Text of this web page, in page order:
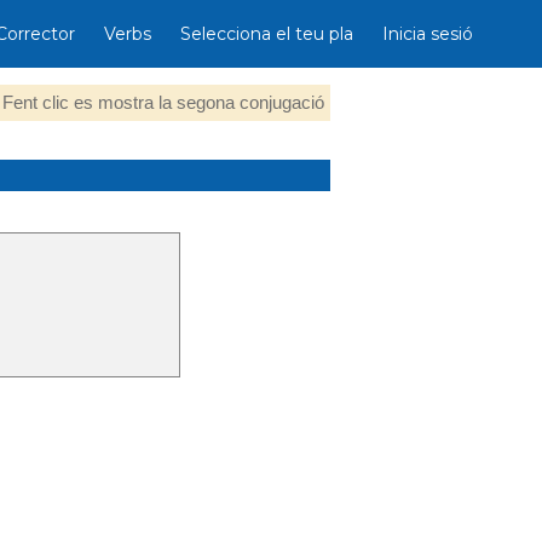
Verbs Selecciona el teu pla Inicia sesió
Fent clic es mostra la segona conjugació